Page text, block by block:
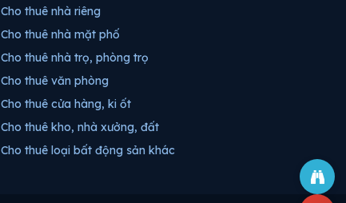
Cho thuê nhà riêng
Cho thuê nhà mặt phố
Cho thuê nhà trọ, phòng trọ
Cho thuê văn phòng
Cho thuê cửa hàng, ki ốt
Cho thuê kho, nhà xưởng, đất
Cho thuê loại bất động sản khác